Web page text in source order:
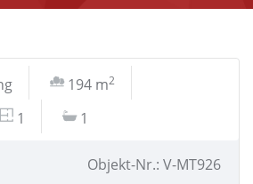
194 m2
1 1
Objekt-Nr.: V-MT926